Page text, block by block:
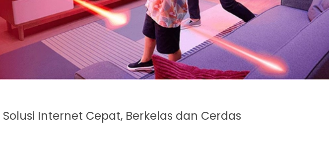
Solusi Internet Cepat, Berkelas dan Cerdas